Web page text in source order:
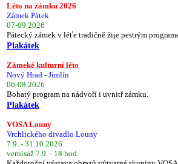
Léto na zámku 2026
Zámek Pátek
07-09 2026
Pátecký zámek v léťe tradičně žije pestrým
Plakátek
Zámeké kulturní léto
Nový Hrad - Jimlín
06-08 2026
Bohatý program na nádvoří i uvnitř zámku.
Plakátek
VOSA Louny
Vrchlického divadlo Louny
7.9. - 31.10 2026
vernisáž 7.9. - 18 hod.